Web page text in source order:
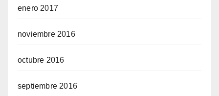
enero 2017
noviembre 2016
octubre 2016
septiembre 2016